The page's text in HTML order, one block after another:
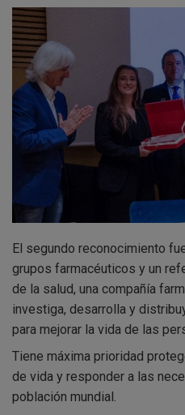
El segundo reconocimiento
grupos farmacéuticos y un
de la salud, una compañía
investiga, desarrolla y
para mejorar la vida de las
Tiene máxima prioridad
de vida y responder a las
población mundial.